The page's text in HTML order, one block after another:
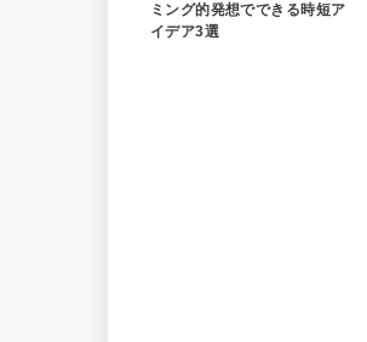
ミング的発想でできる時短ア
イデア3選